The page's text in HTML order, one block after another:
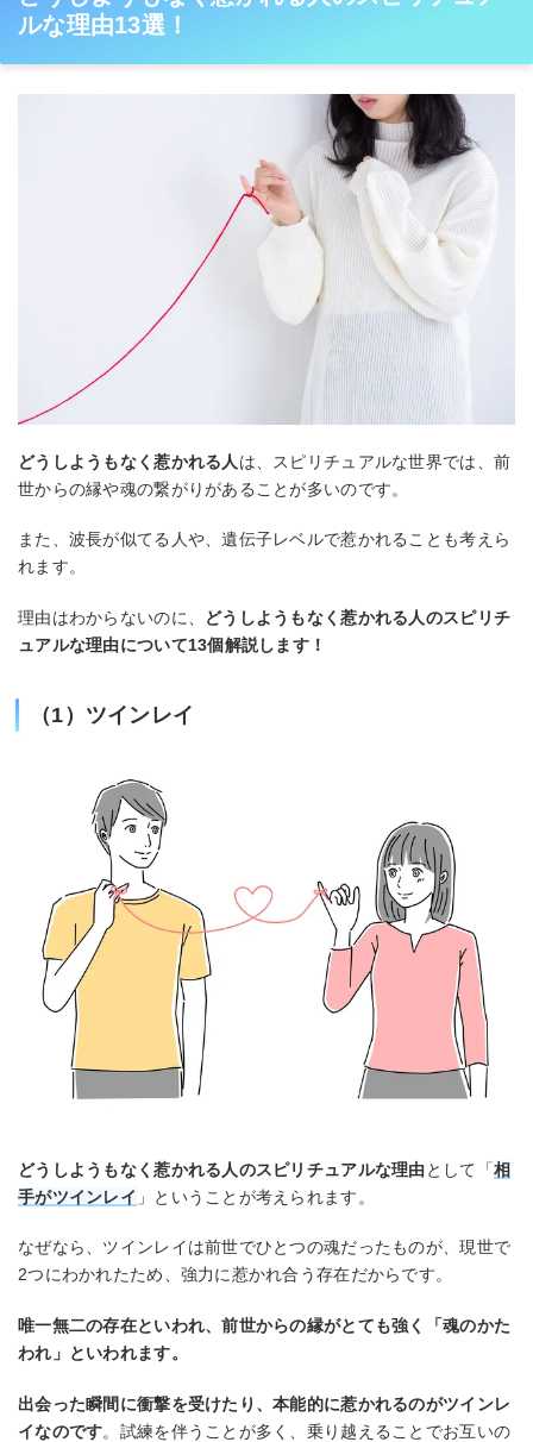
ルな理由13選！
どうしようもなく惹かれる人 は、スピリチュアルな世界では、前
世からの縁や魂の繋がりがあることが多いのです。
また、波長が似てる人や、遺伝子レベルで惹かれることも考えら
れます。
理由はわからないのに、
どうしようもなく惹かれる人のスピリチ
ュアルな理由について13個解説します！
（1）ツインレイ
どうしようもなく惹かれる人のスピリチュアルな理由として「相
手がツインレイ 」ということが考えられます。
なぜなら、ツインレイは前世でひとつの魂だったものが、現世で
2つにわかれたため、強力に惹かれ合う存在だからです。
唯一無二の存在といわれ、前世からの縁がとても強く「魂のかた
われ」といわれます。
出会った瞬間に衝撃を受けたり、本能的に惹かれるのがツインレ
イなのです。試練を伴うことが多く、乗り越えることでお互いの